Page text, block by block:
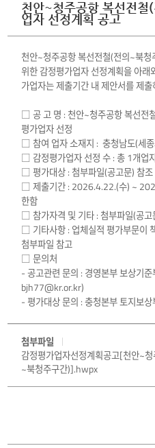
천안~청주공항 복선전
업자 선정계획 공고
천안~청주공항 복선전철(전의~북
위한 감정평가업자 선정계획을 아
가업자는 제출기간 내 제안서를 제
□ 공 고 명 : 천안~청주공항 복선전
평가업자 선정
□ 참여 업자 소재지 : 충청남도(세
□ 감정평가업자 선정 수 : 총 1개업
□ 평가대상 : 첨부파일(공고문) 참조
□ 제출기간 : 2026.4.22.(수) ~
한함
□ 참가자격 및 기타 : 첨부파일(공고
□ 기타사항 : 업체실적 평가부문이
첨부파일 참고
□ 문의처
- 공고관련 문의 : 경영본부 보상
- 평가대상 문의 : 충청본부 토지
첨부파일
감정평가업자선정계획공고[천안~
~북청주구간)].hwpx